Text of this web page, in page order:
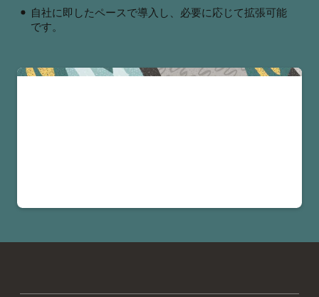
自社に即したペースで導入し、必要に応じて拡張可能
です。